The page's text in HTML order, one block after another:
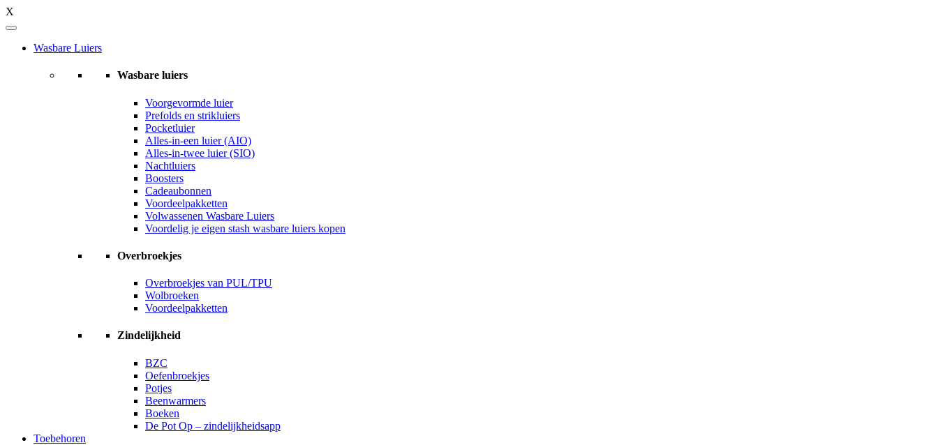
X
Wasbare Luiers
Wasbare luiers
Voorgevormde luier
Prefolds en strikluiers
Pocketluier
Alles-in-een luier (AIO)
Alles-in-twee luier (SIO)
Nachtluiers
Boosters
Cadeaubonnen
Voordeelpakketten
Volwassenen Wasbare Luiers
Voordelig je eigen stash wasbare luiers kopen
Overbroekjes
Overbroekjes van PUL/TPU
Wolbroeken
Voordeelpakketten
Zindelijkheid
BZC
Oefenbroekjes
Potjes
Beenwarmers
Boeken
De Pot Op – zindelijkheidsapp
Toebehoren